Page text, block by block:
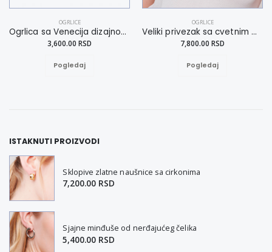
OGRLICE
Ogrlica sa Venecija dizajnom XL
3,600.00 RSD
Pogledaj
OGRLICE
Veliki privezak sa cvetnim motivom
7,800.00 RSD
Pogledaj
ISTAKNUTI PROIZVODI
Sklopive zlatne naušnice sa cirkonima
7,200.00 RSD
Sjajne minđuše od nerđajućeg čelika
5,400.00 RSD